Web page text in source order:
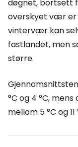
døgnet, bortsett
overskyet vær er
vintervær kan
fastlandet, men
større.
°C og 4 °C,
mellom 5 °C og 11